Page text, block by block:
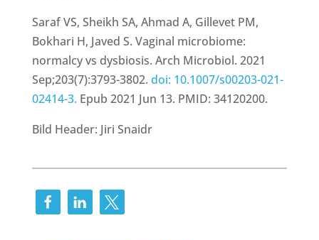
Saraf VS, Sheikh SA, Ahmad A, Gillevet PM,
Bokhari H, Javed S. Vaginal microbiome:
normalcy vs dysbiosis. Arch Microbiol. 2021
Sep;203(7):3793-3802. doi: 10.1007/s00203-021-
02414-3. Epub 2021 Jun 13. PMID: 34120200.
Bild Header: Jiri Snaidr